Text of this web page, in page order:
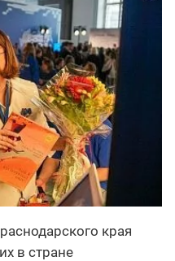
края
в стране